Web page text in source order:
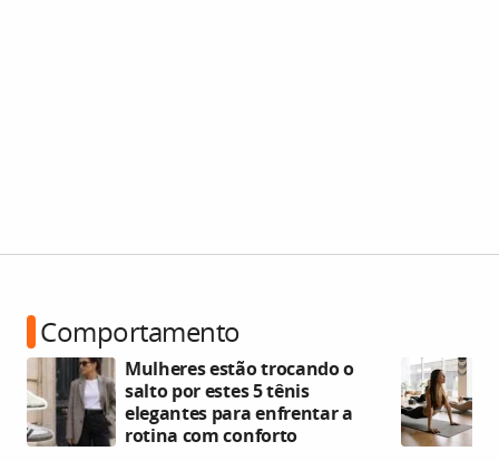
Comportamento
Mulheres estão trocando o
salto por estes 5 tênis
elegantes para enfrentar a
rotina com conforto